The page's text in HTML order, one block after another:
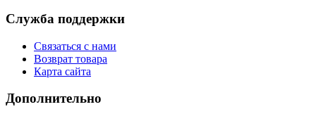
Служба поддержки
Связаться с нами
Возврат товара
Карта сайта
Дополнительно